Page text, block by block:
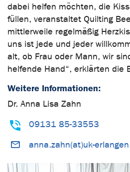
dabei helfen möchten, die
füllen, veranstaltet Quilting
mittlerweile regelmäßig
uns ist jede und jeder
alt, ob Frau oder Mann, wir
helfende Hand“, erklärten die
Weitere Informationen:
Dr. Anna Lisa Zahn
09131 85-33553
anna.zahn(at)uk-